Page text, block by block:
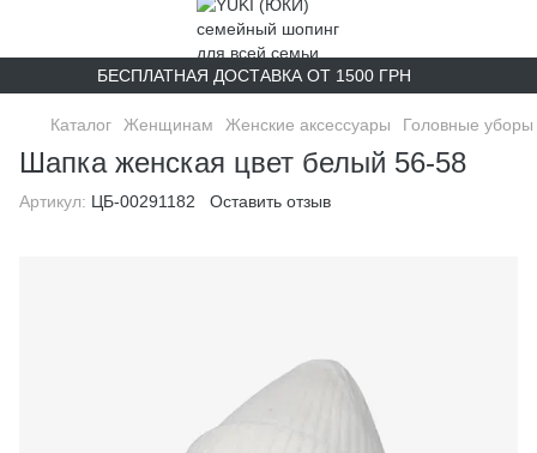
БЕСПЛАТНАЯ ДОСТАВКА ОТ 1500 ГРН
Каталог Женщинам Женские аксессуары Головные уборы
Шапка женская цвет белый 56-58
Артикул: ЦБ-00291182 Оставить отзыв